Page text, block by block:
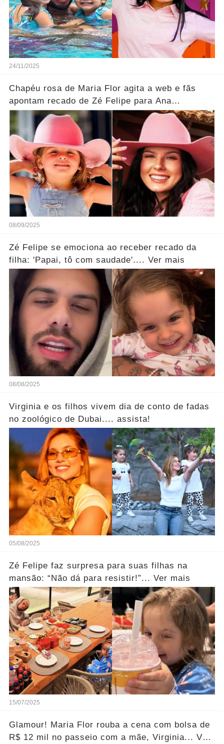
24/11/2025
Chapéu rosa de Maria Flor agita a web e fãs
apontam recado de Zé Felipe para Ana
Castela.... Ver mais
08/09/2025
Zé Felipe se emociona ao receber recado da
filha: 'Papai, tô com saudade'.... Ver mais
08/08/2025
Virginia e os filhos vivem dia de conto de fadas
no zoológico de Dubai.... assista!
05/08/2025
Zé Felipe faz surpresa para suas filhas na
mansão: “Não dá para resistir!”... Ver mais
15/07/2025
Glamour! Maria Flor rouba a cena com bolsa de
R$ 12 mil no passeio com a mãe, Virginia... Ver